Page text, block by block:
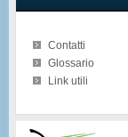
Contatti
Glossario
Link utili